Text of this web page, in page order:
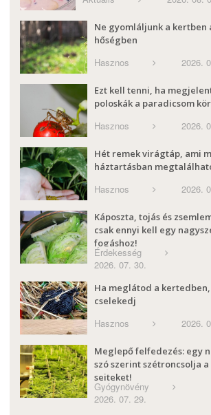
Ne gyomláljunk a kertben
hőségben
Hasznos 2026.
Ezt kell tenni, ha
poloskák a paradicsom
Hasznos 2026.
Hét remek virágtáp, ami
háztartásban
Hasznos 2026.
Káposzta, tojás és
csak ennyi kell egy
fogáshoz!
Érdekesség
2026. 07. 30.
Ha meglátod a
cselekedj
Hasznos 2026.
Meglepő felfedezés: egy
szó szerint szétroncsolja a
sejteket!
Gyógynövény
2026. 07. 29.